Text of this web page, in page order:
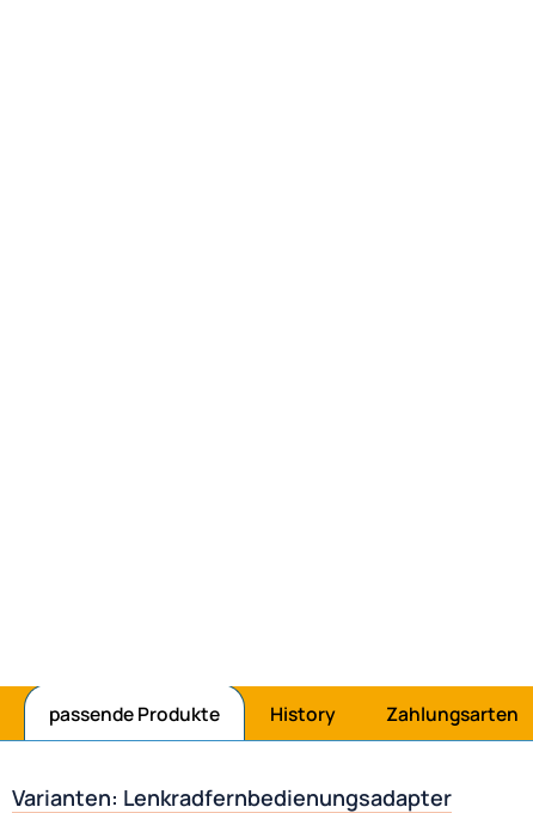
passende Produkte History Zahlungsarten
Varianten: Lenkradfernbedienungsadapter